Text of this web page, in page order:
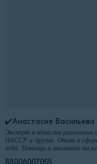
✔️Анастасия Васильева
Эксперт в области
HACCP и другие. Опыт в
года. Помощь и внимание на
88006007055